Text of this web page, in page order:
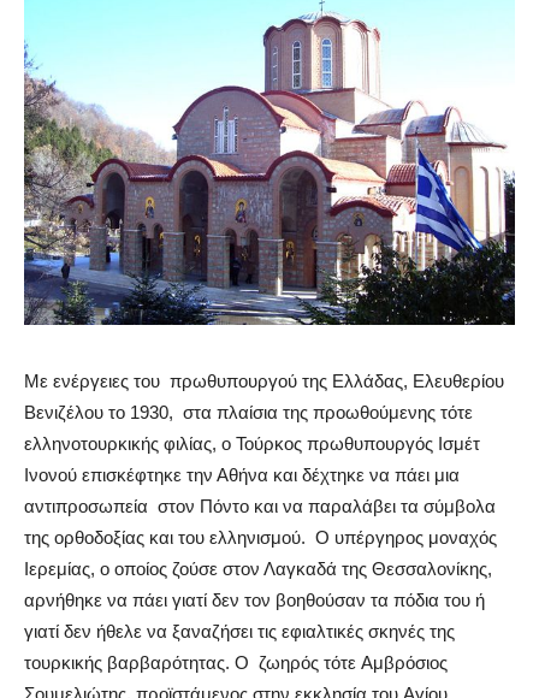
Με ενέργειες του πρωθυπουργού της Ελλάδας, Ελευθερίου
Βενιζέλου το 1930, στα πλαίσια της προωθούμενης τότε
ελληνοτουρκικής φιλίας, ο Τούρκος πρωθυπουργός Ισμέτ
Ινονού επισκέφτηκε την Αθήνα και δέχτηκε να πάει μια
αντιπροσωπεία στον Πόντο και να παραλάβει τα σύμβολα
της ορθοδοξίας και του ελληνισμού. O υπέργηρος μοναχός
Ιερεμίας, ο οποίος ζούσε στον Λαγκαδά της Θεσσαλονίκης,
αρνήθηκε να πάει γιατί δεν τον βοηθούσαν τα πόδια του ή
γιατί δεν ήθελε να ξαναζήσει τις εφιαλτικές σκηνές της
τουρκικής βαρβαρότητας. Ο ζωηρός τότε Aμβρόσιος
Σουμελιώτης, προϊστάμενος στην εκκλησία του Aγίου